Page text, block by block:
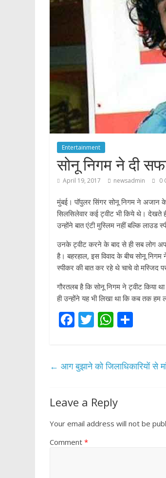
Entertainment
सोनू निगम ने दी
April 19, 2017 newsadmin 0
मुंबई। पॉपुलर सिंगर सोनू निगम ने अजान
सिलसिलेवार कई ट्वीट भी किये थे। देखते
उन्होंने बात एंटी मुस्लिम नहीं बल्कि लाउड
उनके ट्वीट करने के बाद से ही सब लोग
है। बहरहाल, इस विवाद के बीच सोनू
स्पीकर की बात कर रहे थे चाचे वो मस्जिद
गौरतलब है कि सोनू निगम ने ट्वीट किया
ही उन्होंने यह भी लिखा था कि कब तक हम
F
b
o
k
T
er
W
s
p
p
e
← आग बुझाने को जिलाधिकारियों से
Leave a Reply
Your email address will not be
Comment *